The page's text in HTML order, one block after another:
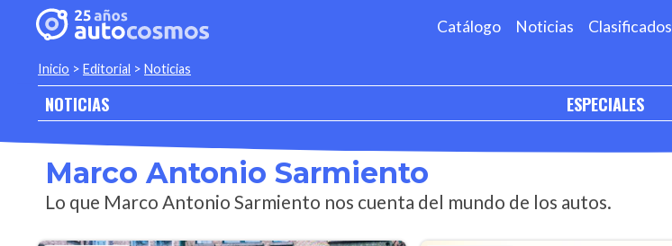
Catálogo Noticias Clasificados
Inicio > Editorial > Noticias
NOTICIAS ESPECIALES
Marco Antonio Sarmiento
Lo que Marco Antonio Sarmiento nos cuenta del mundo de los autos.